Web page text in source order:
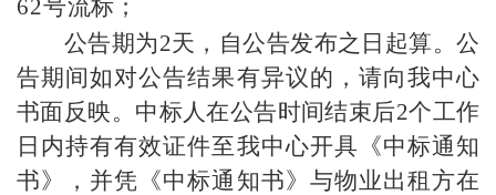
62号流标；
公告期为2天，自公告发布之日起算。公
告期间如对公告结果有异议的，请向我中心
书面反映。中标人在公告时间结束后2个工作
日内持有有效证件至我中心开具《中标通知
书》，并凭《中标通知书》与物业出租方在